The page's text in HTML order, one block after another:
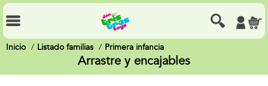
Inicio Listado familias Primera infancia
Arrastre y encajables